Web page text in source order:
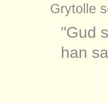
Grytolle
"Gud
han